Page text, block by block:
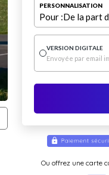
PERSONNALISATION
Pour :De la part
VERSION DIGITALE
Envoyée par email
Ou offrez une carte